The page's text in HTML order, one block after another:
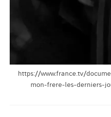
https://www.france.tv/
mon-frere-les-derniers-